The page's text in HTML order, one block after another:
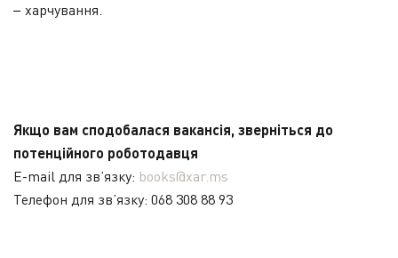
харчування.
Якщо вам сподобалася вакансія, зверніться до
потенційного роботодавця
E-mail для зв’язку: books@xar.ms
Телефон для зв’язку: 068 308 88 93